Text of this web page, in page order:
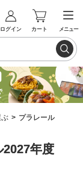
ログイン カート メニュー
ぶ プラレール
2027年度